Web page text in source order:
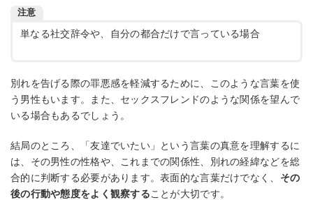
注意
単なる社交辞令や、自分の都合だけで言っている場合
別れを告げる際の罪悪感を軽減するために、このような言葉を使
う男性もいます。また、セックスフレンドのような関係を望んで
いる場合もあるでしょう。
結局のところ、「友達でいたい」という言葉の真意を理解するに
は、その男性の性格や、これまでの関係性、別れの経緯などを総
合的に判断する必要があります。表面的な言葉だけでなく、 その
後の行動や態度をよく観察することが大切です。